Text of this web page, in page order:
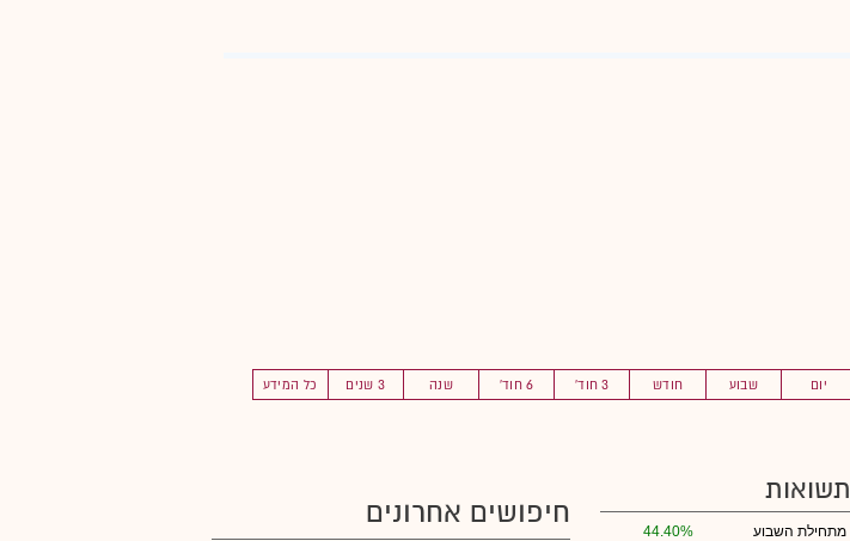
יום שבוע חודש 3 חוד' 6 חוד' שנה 3 שנים כל המידע
תשואות
מתחילת השבוע
44.40%
חיפושים אחרונים